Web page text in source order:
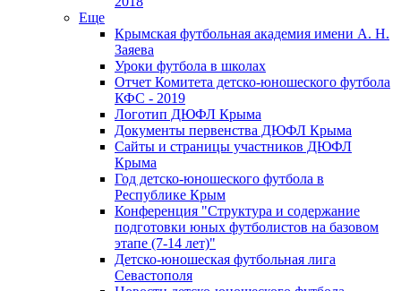
Еще
Крымская футбольная академия имени А. Н.
Заяева
Уроки футбола в школах
Отчет Комитета детско-юношеского футбола
КФС - 2019
Логотип ДЮФЛ Крыма
Документы первенства ДЮФЛ Крыма
Сайты и страницы участников ДЮФЛ
Крыма
Год детско-юношеского футбола в
Республике Крым
Конференция "Структура и содержание
подготовки юных футболистов на базовом
этапе (7-14 лет)"
Детско-юношеская футбольная лига
Севастополя